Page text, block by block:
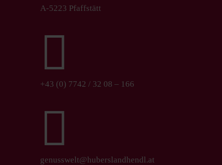
A-5223 Pfaffstätt

+43 (0) 7742 / 32 08 – 166

genusswelt@huberslandhendl.at